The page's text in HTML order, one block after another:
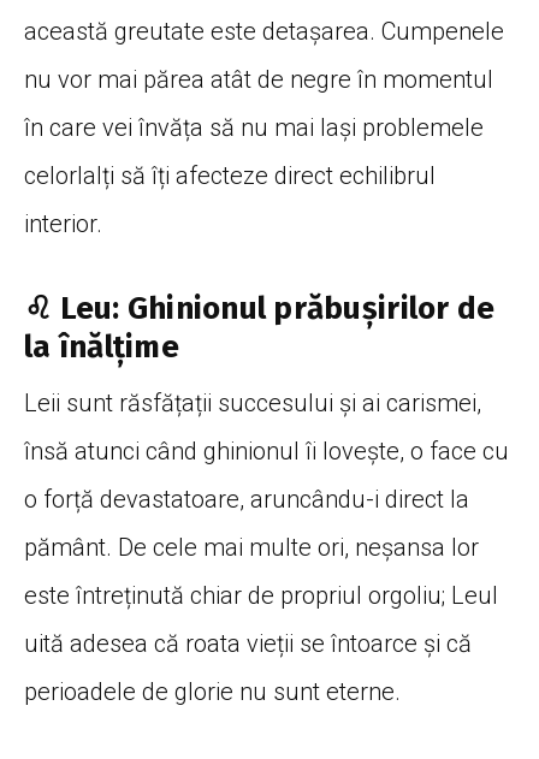
această greutate este detașarea. Cumpenele
nu vor mai părea atât de negre în momentul
în care vei învăța să nu mai lași problemele
celorlalți să îți afecteze direct echilibrul
interior.
♌ Leu: Ghinionul prăbușirilor de
la înălțime
Leii sunt răsfățații succesului și ai carismei,
însă atunci când ghinionul îi lovește, o face cu
o forță devastatoare, aruncându-i direct la
pământ. De cele mai multe ori, neșansa lor
este întreținută chiar de propriul orgoliu; Leul
uită adesea că roata vieții se întoarce și că
perioadele de glorie nu sunt eterne.